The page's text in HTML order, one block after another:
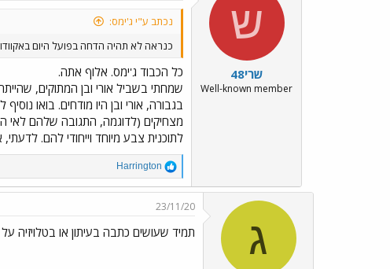
o
s
ש
שרי48
Well-known member
נכתב ע"י ג'ימס:
כנראה לא תהיה הדחה בפועל היום
כל הכבוד ג'ימס. אלוף אתה.
שמחתי בשביל אורי ובן המתוקים,
בגבורה, אורי ובן היו מודחים. בואו
מצחיקים (לדוגמה, התגובה שלהם לאי
לתוכנית צבע מיוחד וייחודי להם.
R
e
a
c
i
Harrington
ג
23/11/20
תמיד שעושים כתבה בעיתון או בטלויזיה